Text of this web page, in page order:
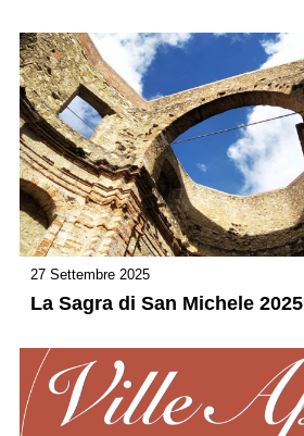
27 Settembre 2025
La Sagra di San Michele 2025